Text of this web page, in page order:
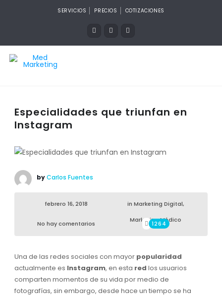
SERVICIOS PRECIOS COTIZACIONES
Especialidades que triunfan en
Instagram
byCarlos Fuentes
febrero 16, 2018 in Marketing Digital,
Marketing Médico
No hay comentarios 1264
Una de las redes sociales con mayor popularidad
actualmente es Instagram, en esta red los usuarios
comparten momentos de su vida por medio de
fotografías, sin embargo, desde hace un tiempo se ha